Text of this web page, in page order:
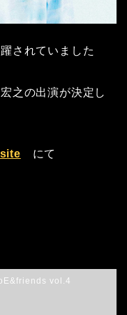
されていました
之の出演が決定し
にて
vol.4